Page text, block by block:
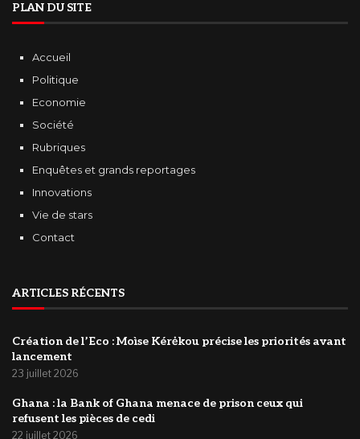
PLAN DU SITE
Accueil
Politique
Economie
Société
Rubriques
Enquêtes et grands reportages
Innovations
Vie de stars
Contact
ARTICLES RÉCENTS
Création de l’Eco : Moìse Kérėkou précise les priorités avant
lancement
23 juillet 2026
‎Ghana : la Bank of Ghana menace de prison ceux qui
refusent les pièces de cedi
22 juillet 2026